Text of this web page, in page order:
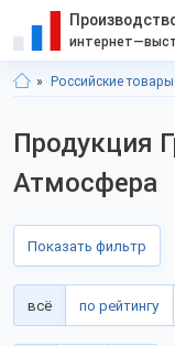
Российские товары
Продукция
Атмосфера
Показать фильтр
всё по рейтингу